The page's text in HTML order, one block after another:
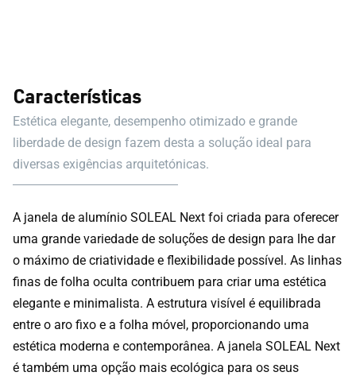
Características
Estética elegante, desempenho otimizado e grande
liberdade de design fazem desta a solução ideal para
diversas exigências arquitetónicas.
A janela de alumínio SOLEAL Next foi criada para oferecer
uma grande variedade de soluções de design para lhe dar
o máximo de criatividade e flexibilidade possível. As linhas
finas de folha oculta contribuem para criar uma estética
elegante e minimalista. A estrutura visível é equilibrada
entre o aro fixo e a folha móvel, proporcionando uma
estética moderna e contemporânea. A janela SOLEAL Next
é também uma opção mais ecológica para os seus